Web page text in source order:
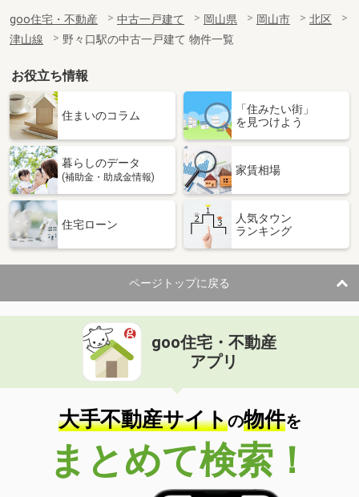
goo住宅・不動産 中古一戸建て 岡山県 岡山市
北区
津山線
野々口駅の中古一戸建て 物件一覧
お役立ち情報
住まいのコラム
「住みたい街」
を見つけよう
暮らしのデータ
(補助金・助成金情報)
家賃相場
住宅ローン
人気タウン
ランキング
ページトップに戻る
goo住宅・不動産
アプリ
大手不動産サイトの物件を
まとめて検索！